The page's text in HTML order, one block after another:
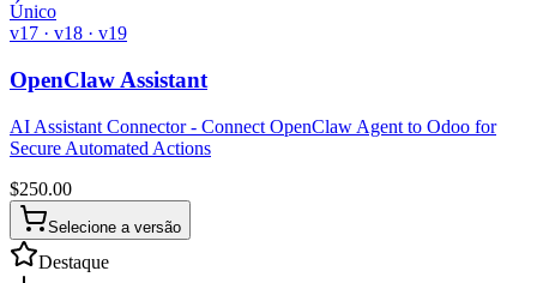
Único
v17 · v18 · v19
OpenClaw Assistant
AI Assistant Connector - Connect OpenClaw Agent to Odoo for
Secure Automated Actions
$250.00
Selecione a versão
Destaque